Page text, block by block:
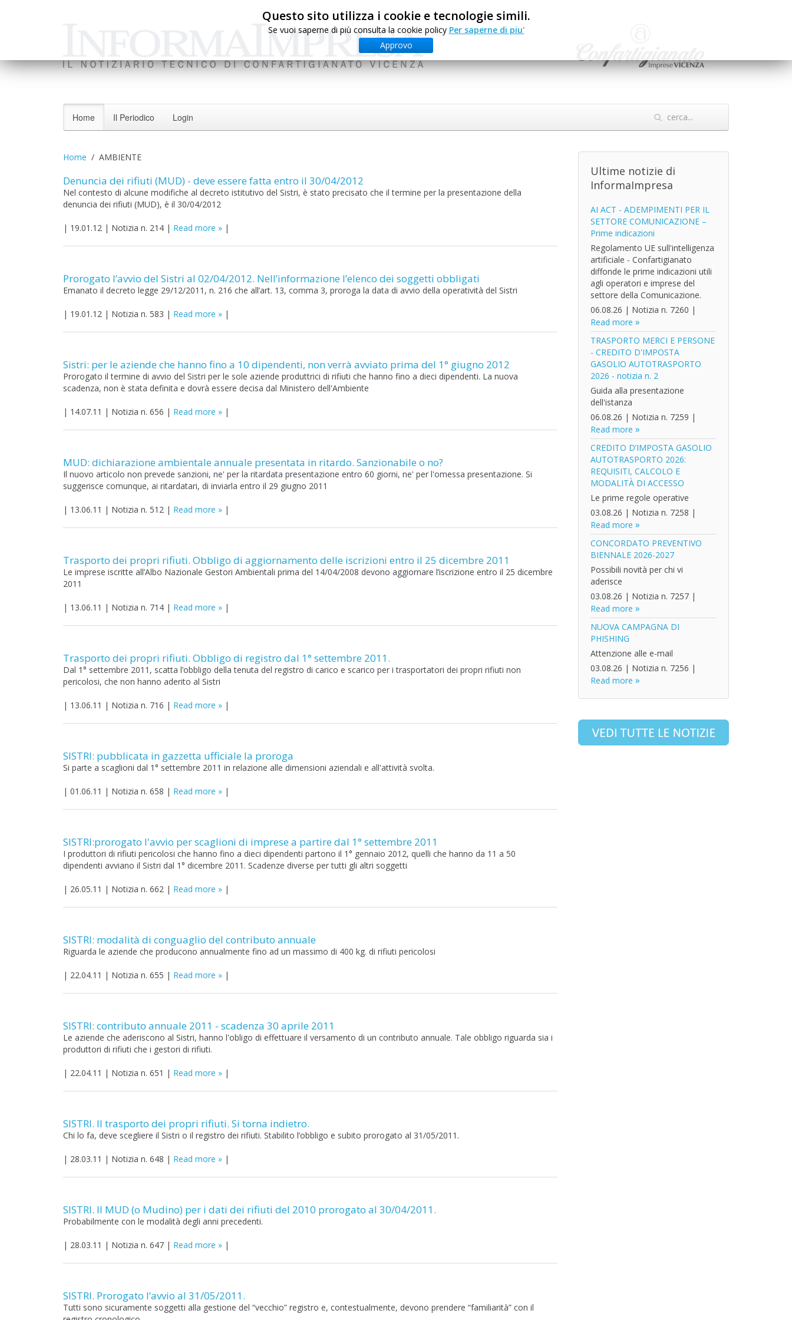
Questo sito utilizza i cookie e tecnologie simili.
Se vuoi saperne di più consulta la cookie policy Per saperne di piu'
Approvo
Home Il Periodico Login
Home AMBIENTE
Denuncia dei rifiuti (MUD) - deve essere fatta entro il 30/04/2012
Nel contesto di alcune modifiche al decreto istitutivo del Sistri, è stato precisato che il termine per la presentazione della
denuncia dei rifiuti (MUD), è il 30/04/2012
| 19.01.12 | Notizia n. 214 | Read more |
Prorogato l’avvio del Sistri al 02/04/2012. Nell’informazione l’elenco dei soggetti obbligati
Emanato il decreto legge 29/12/2011, n. 216 che all’art. 13, comma 3, proroga la data di avvio della operatività del Sistri
| 19.01.12 | Notizia n. 583 | Read more |
Sistri: per le aziende che hanno fino a 10 dipendenti, non verrà avviato prima del 1° giugno 2012
Prorogato il termine di avvio del Sistri per le sole aziende produttrici di rifiuti che hanno fino a dieci dipendenti. La nuova
scadenza, non è stata definita e dovrà essere decisa dal Ministero dell'Ambiente
| 14.07.11 | Notizia n. 656 | Read more |
MUD: dichiarazione ambientale annuale presentata in ritardo. Sanzionabile o no?
Il nuovo articolo non prevede sanzioni, ne' per la ritardata presentazione entro 60 giorni, ne' per l'omessa presentazione. Si
suggerisce comunque, ai ritardatari, di inviarla entro il 29 giugno 2011
| 13.06.11 | Notizia n. 512 | Read more |
Trasporto dei propri rifiuti. Obbligo di aggiornamento delle iscrizioni entro il 25 dicembre 2011
Le imprese iscritte all’Albo Nazionale Gestori Ambientali prima del 14/04/2008 devono aggiornare l’iscrizione entro il 25 dicembre
2011
| 13.06.11 | Notizia n. 714 | Read more |
Trasporto dei propri rifiuti. Obbligo di registro dal 1° settembre 2011.
Dal 1° settembre 2011, scatta l’obbligo della tenuta del registro di carico e scarico per i trasportatori dei propri rifiuti non
pericolosi, che non hanno aderito al Sistri
| 13.06.11 | Notizia n. 716 | Read more |
SISTRI: pubblicata in gazzetta ufficiale la proroga
Si parte a scaglioni dal 1° settembre 2011 in relazione alle dimensioni aziendali e all'attività svolta.
| 01.06.11 | Notizia n. 658 | Read more |
SISTRI:prorogato l'avvio per scaglioni di imprese a partire dal 1° settembre 2011
I produttori di rifiuti pericolosi che hanno fino a dieci dipendenti partono il 1° gennaio 2012, quelli che hanno da 11 a 50
dipendenti avviano il Sistri dal 1° dicembre 2011. Scadenze diverse per tutti gli altri soggetti
| 26.05.11 | Notizia n. 662 | Read more |
SISTRI: modalità di conguaglio del contributo annuale
Riguarda le aziende che producono annualmente fino ad un massimo di 400 kg. di rifiuti pericolosi
| 22.04.11 | Notizia n. 655 | Read more |
SISTRI: contributo annuale 2011 - scadenza 30 aprile 2011
Le aziende che aderiscono al Sistri, hanno l'obligo di effettuare il versamento di un contributo annuale. Tale obbligo riguarda sia i
produttori di rifiuti che i gestori di rifiuti.
| 22.04.11 | Notizia n. 651 | Read more |
SISTRI. Il trasporto dei propri rifiuti. Si torna indietro.
Chi lo fa, deve scegliere il Sistri o il registro dei rifiuti. Stabilito l’obbligo e subito prorogato al 31/05/2011.
| 28.03.11 | Notizia n. 648 | Read more |
SISTRI. Il MUD (o Mudino) per i dati dei rifiuti del 2010 prorogato al 30/04/2011.
Probabilmente con le modalità degli anni precedenti.
| 28.03.11 | Notizia n. 647 | Read more |
SISTRI. Prorogato l’avvio al 31/05/2011.
Tutti sono sicuramente soggetti alla gestione del “vecchio” registro e, contestualmente, devono prendere “familiarità” con il
Ultime notizie di
InformaImpresa
AI ACT - ADEMPIMENTI PER IL
SETTORE COMUNICAZIONE –
Prime indicazioni
Regolamento UE sull'intelligenza
artificiale - Confartigianato
diffonde le prime indicazioni utili
agli operatori e imprese del
settore della Comunicazione.
06.08.26 | Notizia n. 7260 |
Read more
TRASPORTO MERCI E PERSONE
- CREDITO D'IMPOSTA
GASOLIO AUTOTRASPORTO
2026 - notizia n. 2
Guida alla presentazione
dell'istanza
06.08.26 | Notizia n. 7259 |
Read more
CREDITO D’IMPOSTA GASOLIO
AUTOTRASPORTO 2026:
REQUISITI, CALCOLO E
MODALITÀ DI ACCESSO
Le prime regole operative
03.08.26 | Notizia n. 7258 |
Read more
CONCORDATO PREVENTIVO
BIENNALE 2026-2027
Possibili novità per chi vi
aderisce
03.08.26 | Notizia n. 7257|
Read more
NUOVA CAMPAGNA DI
PHISHING
Attenzione alle e-mail
03.08.26 | Notizia n. 7256 |
Read more